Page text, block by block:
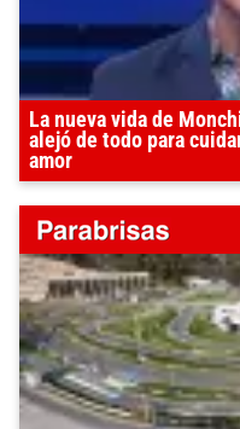
La nueva vida de
alejó de todo para
amor